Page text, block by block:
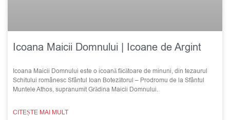
Icoana Maicii Domnului | Icoane de Argint
Icoana Maicii Domnului este o icoană făcătoare de minuni, din tezaurul
Schitului românesc Sfântul Ioan Botezătorul – Prodromu de la Sfântul
Muntele Athos, supranumit Grădina Maicii Domnului.
CITEȘTE MAI MULT